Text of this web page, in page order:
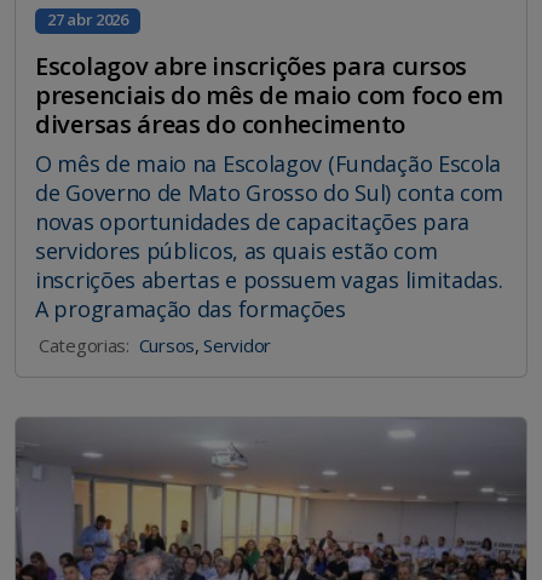
27 abr 2026
Escolagov abre inscrições para cursos
presenciais do mês de maio com foco em
diversas áreas do conhecimento
O mês de maio na Escolagov (Fundação Escola
de Governo de Mato Grosso do Sul) conta com
novas oportunidades de capacitações para
servidores públicos, as quais estão com
inscrições abertas e possuem vagas limitadas.
A programação das formações
Categorias: Cursos, Servidor